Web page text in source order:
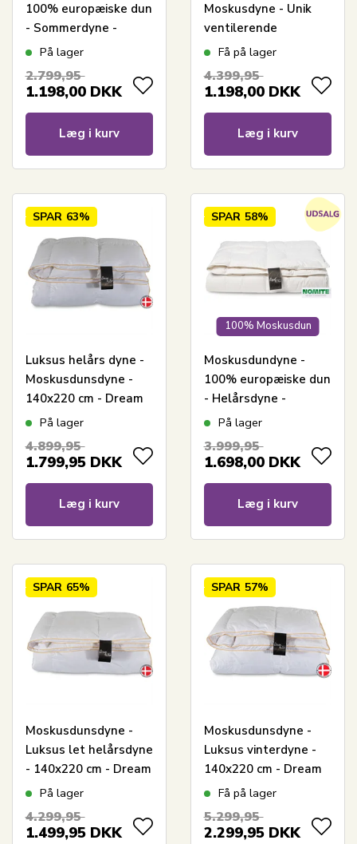
100% europæiske dun
- Sommerdyne -
140x220 cm - Dansk
Borg - Sval dundyne
På lager
2.799,95
1.198,00 DKK
Læg i kurv
Moskusdyne - Unik
ventilerende
konstruktion -
Allergivenlig dundyne
Få på lager
4.399,95
1.198,00 DKK
Læg i kurv
SPAR 63%
Luksus helårs dyne -
Moskusdunsdyne -
140x220 cm - Dream
By Borg - Prinsessen
På lager
4.899,95
1.799,95 DKK
Læg i kurv
100% Moskusdun
SPAR 58%
Moskusdundyne -
100% europæiske dun
- Helårsdyne -
140x220 cm - Dansk
Borg - Varm dundyne
På lager
3.999,95
1.698,00 DKK
Læg i kurv
SPAR 65%
Moskusdunsdyne -
Luksus let helårsdyne
- 140x220 cm - Dream
By Borg - Prinsessen
På lager
4.299,95
1.499,95 DKK
SPAR 57%
Moskusdunsdyne -
Luksus vinterdyne -
140x220 cm - Dream
By Borg - Prinsessen
Få på lager
5.299,95
2.299,95 DKK